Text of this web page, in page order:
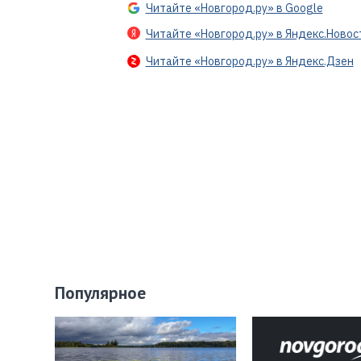
Читайте «Новгород.ру» в Google
Читайте «Новгород.ру» в
Читайте «Новгород.ру» в Яндекс.Дзен
Популярное